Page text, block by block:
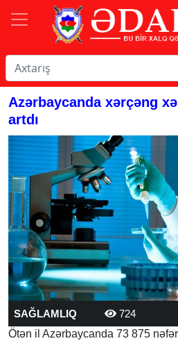
Azərbaycanda xərçəng
artdı
SAĞLAMLIQ 724
Ötən il Azərbaycanda 73 875